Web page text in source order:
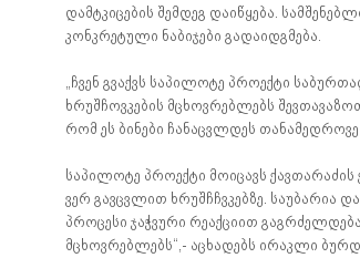
დამტკიცების შემდეგ დაიწყება.
კონკრეტული ნაბიჯები გადაიდგმება.
„ჩვენ გვაქვს საპილოტე პროექტი
ხრუშჩოვკების მცხოვრებლებს
რომ ეს ბინები ჩანაცვლდეს
საპილოტე პროექტი მოიცავს ქავთარაძის
ვერ გავცვლით ხრუშჩჩვკებზე. საუბარია
პროცესი ჯაჭვური რეაქციით
მცხოვრებლებს“,- აცხადებს ირაკლი